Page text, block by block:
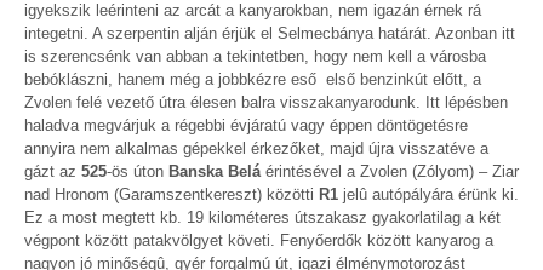
igyekszik leérinteni az arcát a kanyarokban, nem igazán érnek rá
integetni. A szerpentin alján érjük el Selmecbánya határát. Azonban itt
is szerencsénk van abban a tekintetben, hogy nem kell a városba
bebóklászni, hanem még a jobbkézre eső első benzinkút előtt, a
Zvolen felé vezető útra élesen balra visszakanyarodunk. Itt lépésben
haladva megvárjuk a régebbi évjáratú vagy éppen döntögetésre
annyira nem alkalmas gépekkel érkezőket, majd újra visszatéve a
gázt az 525-ös úton Banska Beláérintésével a Zvolen (Zólyom) – Ziar
nad Hronom (Garamszentkereszt) közötti R1 jelû autópályára érünk ki.
Ez a most megtett kb. 19 kilométeres útszakasz gyakorlatilag a két
végpont között patakvölgyet követi. Fenyőerdők között kanyarog a
nagyon jó minőségû, gyér forgalmú út, igazi élménymotorozást